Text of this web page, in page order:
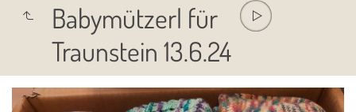
Babymützerl für
Traunstein 13.6.24